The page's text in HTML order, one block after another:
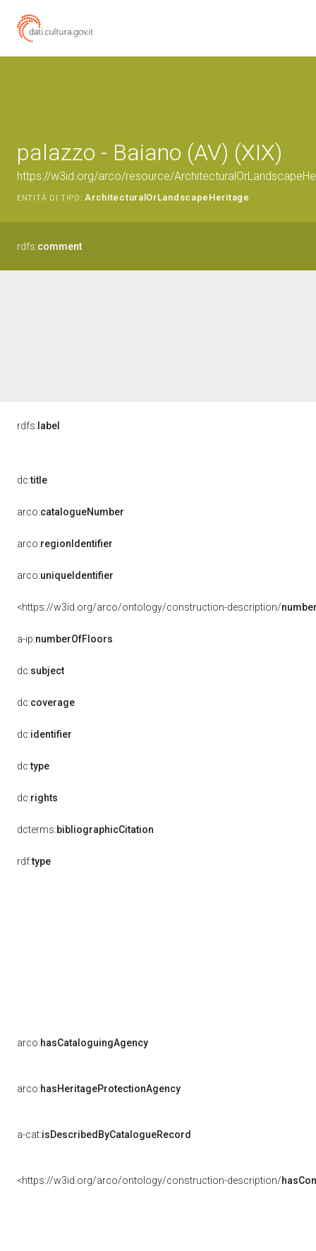
palazzo - Baiano (AV) (XIX)
https://w3id.org/arco/resource/
ENTITÀ DI TIPO: ArchitecturalOrLandscapeHeritage
rdfs:comment
rdfs: label
dc:title
arco:catalogueNumber
arco:regionIdentifier
arco:uniqueIdentifier
<https://w3id.org/arco/ontology/construction-description/
a-ip:numberOfFloors
dc:subject
dc:coverage
dc:identifier
dc:type
dc:rights
dcterms:bibliographicCitation
rdf:type
arco:hasCataloguingAgency
arco:hasHeritageProtectionAgency
a-cat:isDescribedByCatalogueRecord
<https://w3id.org/arco/ontology/construction-description/